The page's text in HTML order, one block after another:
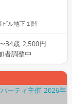
ル地下１階
34歳 2,500円
者調整中